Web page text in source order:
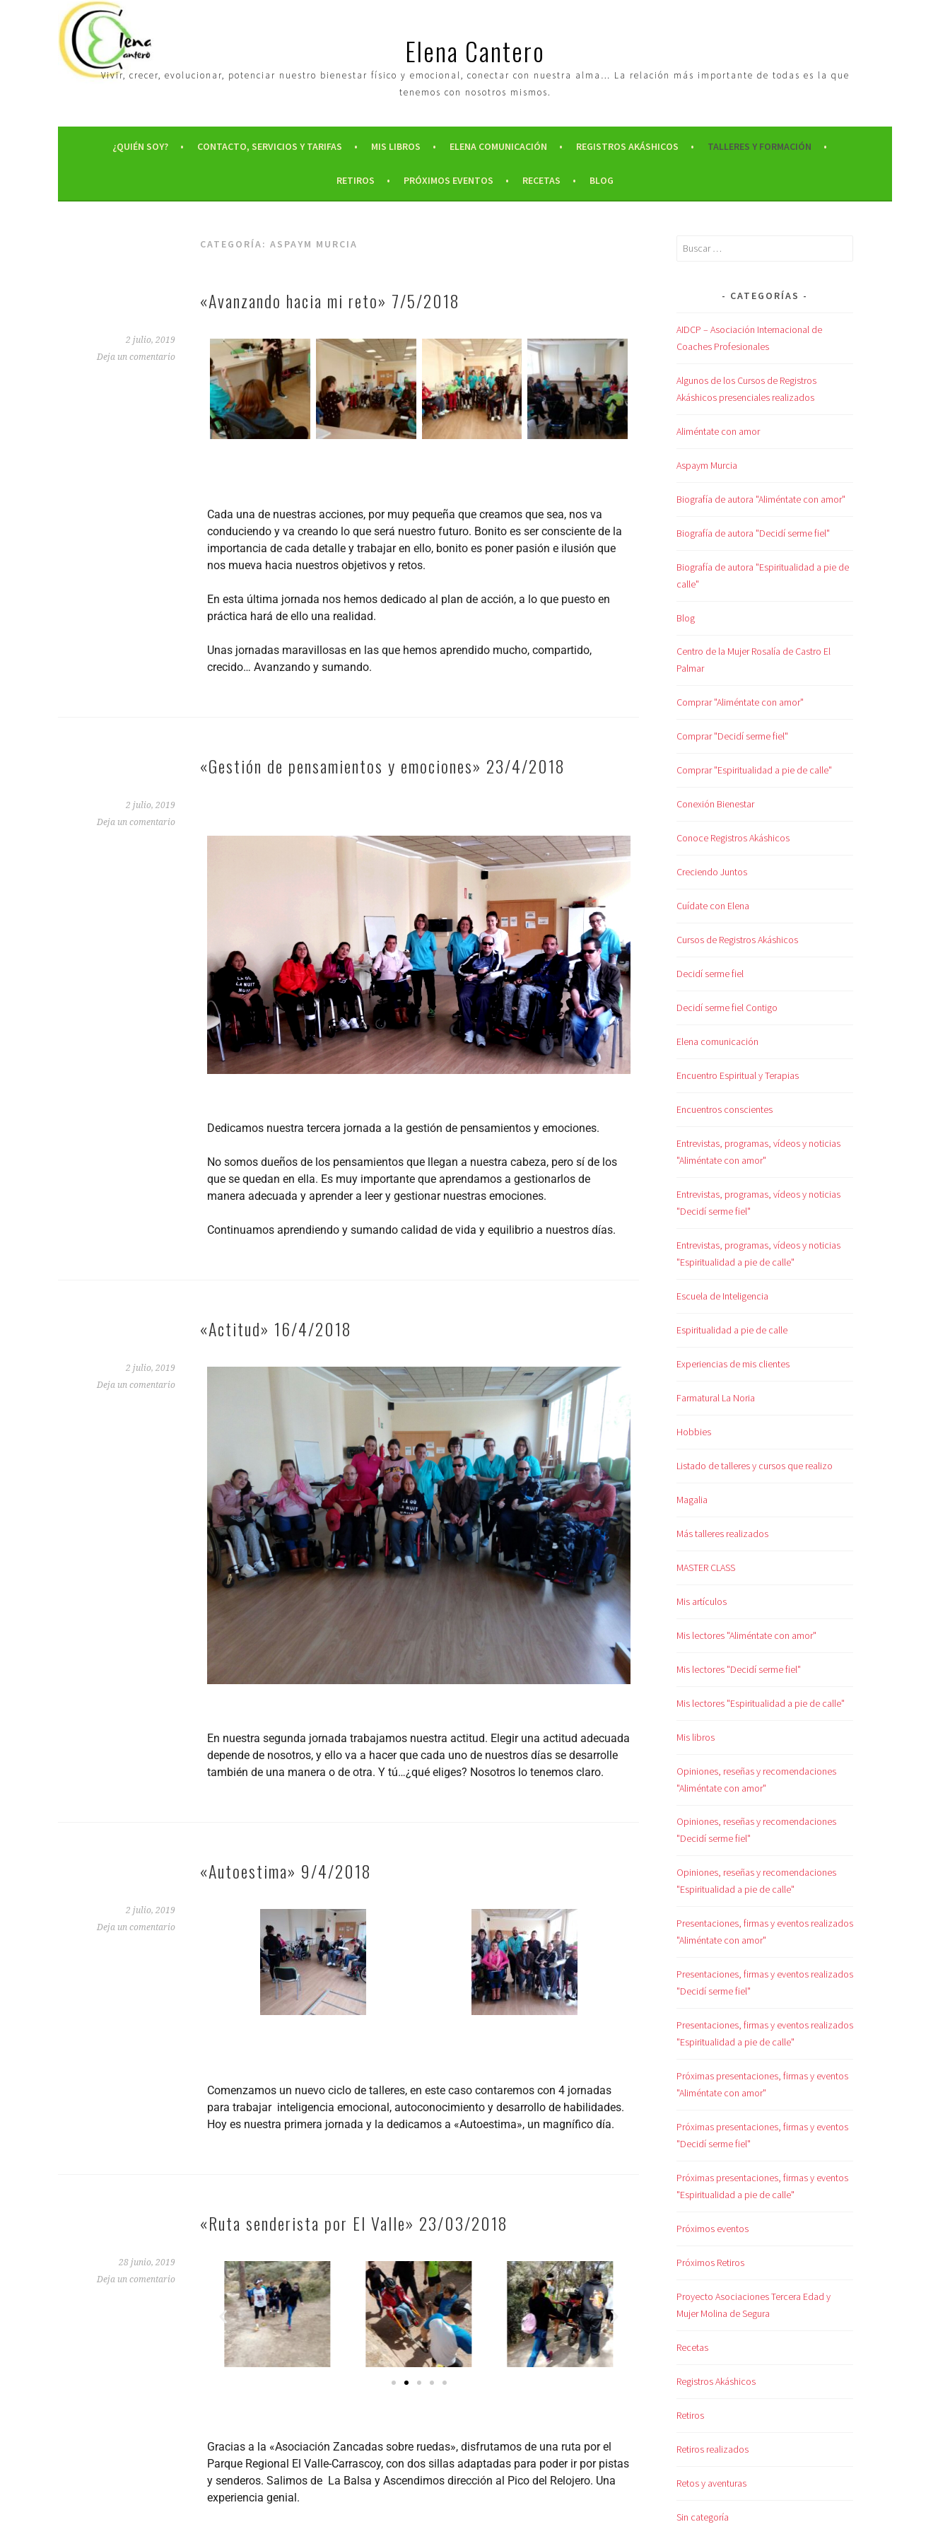
Elena Cantero
Vivir, crecer, evolucionar, potenciar nuestro bienestar físico y emocional, conectar con nuestra alma… La relación más importante de todas es la que
tenemos con nosotros mismos.
¿QUIÉN SOY? CONTACTO, SERVICIOS Y TARIFAS MIS LIBROS ELENA COMUNICACIÓN REGISTROS AKÁSHICOS TALLERES Y FORMACIÓN
RETIROS PRÓXIMOS EVENTOS RECETAS BLOG
CATEGORÍA: ASPAYM MURCIA
«Avanzando hacia mi reto» 7/5/2018
2 julio, 2019
Deja un comentario
Cada una de nuestras acciones, por muy pequeña que creamos que sea, nos va
conduciendo y va creando lo que será nuestro futuro. Bonito es ser consciente de la
importancia de cada detalle y trabajar en ello, bonito es poner pasión e ilusión que
nos mueva hacia nuestros objetivos y retos.
En esta última jornada nos hemos dedicado al plan de acción, a lo que puesto en
práctica hará de ello una realidad.
Unas jornadas maravillosas en las que hemos aprendido mucho, compartido,
crecido… Avanzando y sumando.
«Gestión de pensamientos y emociones» 23/4/2018
2 julio, 2019
Deja un comentario
Dedicamos nuestra tercera jornada a la gestión de pensamientos y emociones.
No somos dueños de los pensamientos que llegan a nuestra cabeza, pero sí de los
que se quedan en ella. Es muy importante que aprendamos a gestionarlos de
manera adecuada y aprender a leer y gestionar nuestras emociones.
Continuamos aprendiendo y sumando calidad de vida y equilibrio a nuestros días.
«Actitud» 16/4/2018
2 julio, 2019
Deja un comentario
En nuestra segunda jornada trabajamos nuestra actitud. Elegir una actitud adecuada
depende de nosotros, y ello va a hacer que cada uno de nuestros días se desarrolle
también de una manera o de otra. Y tú…¿qué eliges? Nosotros lo tenemos claro.
«Autoestima» 9/4/2018
2 julio, 2019
Deja un comentario
Comenzamos un nuevo ciclo de talleres, en este caso contaremos con 4 jornadas
para trabajar inteligencia emocional, autoconocimiento y desarrollo de habilidades.
Hoy es nuestra primera jornada y la dedicamos a «Autoestima», un magnífico día.
«Ruta senderista por El Valle» 23/03/2018
28 junio, 2019
Deja un comentario
Gracias a la «Asociación Zancadas sobre ruedas», disfrutamos de una ruta por el
Parque Regional El Valle-Carrascoy, con dos sillas adaptadas para poder ir por pistas
y senderos. Salimos de La Balsa y Ascendimos dirección al Pico del Relojero. Una
experiencia genial.
CATEGORÍAS
AIDCP – Asociación Internacional de
Coaches Profesionales
Algunos de los Cursos de Registros
Akáshicos presenciales realizados
Aliméntate con amor
Aspaym Murcia
Biografía de autora "Aliméntate con amor"
Biografía de autora "Decidí serme fiel"
Biografía de autora "Espiritualidad a pie de
calle"
Blog
Centro de la Mujer Rosalía de Castro El
Palmar
Comprar "Aliméntate con amor"
Comprar "Decidí serme fiel"
Comprar "Espiritualidad a pie de calle"
Conexión Bienestar
Conoce Registros Akáshicos
Creciendo Juntos
Cuídate con Elena
Cursos de Registros Akáshicos
Decidí serme fiel
Decidí serme fiel Contigo
Elena comunicación
Encuentro Espiritual y Terapias
Encuentros conscientes
Entrevistas, programas, vídeos y noticias
"Aliméntate con amor"
Entrevistas, programas, vídeos y noticias
"Decidí serme fiel"
Entrevistas, programas, vídeos y noticias
"Espiritualidad a pie de calle"
Escuela de Inteligencia
Espiritualidad a pie de calle
Experiencias de mis clientes
Farmatural La Noria
Hobbies
Listado de talleres y cursos que realizo
Magalia
Más talleres realizados
MASTER CLASS
Mis artículos
Mis lectores "Aliméntate con amor"
Mis lectores "Decidí serme fiel"
Mis lectores "Espiritualidad a pie de calle"
Mis libros
Opiniones, reseñas y recomendaciones
"Aliméntate con amor"
Opiniones, reseñas y recomendaciones
"Decidí serme fiel"
Opiniones, reseñas y recomendaciones
"Espiritualidad a pie de calle"
Presentaciones, firmas y eventos realizados
"Aliméntate con amor"
Presentaciones, firmas y eventos realizados
"Decidí serme fiel"
Presentaciones, firmas y eventos realizados
"Espiritualidad a pie de calle"
Próximas presentaciones, firmas y eventos
"Aliméntate con amor"
Próximas presentaciones, firmas y eventos
"Decidí serme fiel"
Próximas presentaciones, firmas y eventos
"Espiritualidad a pie de calle"
Próximos eventos
Próximos Retiros
Proyecto Asociaciones Tercera Edad y
Mujer Molina de Segura
Recetas
Registros Akáshicos
Retiros
Retiros realizados
Retos y aventuras
Sin categoría